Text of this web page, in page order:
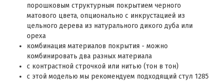
порошковым структурным покрытием черного
матового цвета, опционально с инкрустацией из
цельного дерева из натурального дикого дуба или
ореха
комбинация материалов покрытия - можно
комбинировать два разных материала
с контрастной строчкой или нитью (тон в тон)
с этой моделью мы рекомендуем подходящий стул 1285